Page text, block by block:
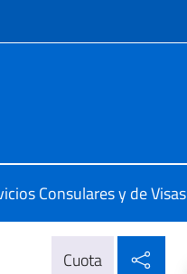
menú
Consulares y de Visas
Cuota